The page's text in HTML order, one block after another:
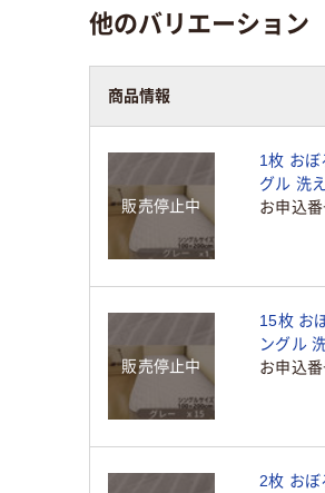
他のバリエーション
商品情報
販売停止中
1枚 お
グル 洗
パッド
お申込
販売停止中
15枚 お
ングル
敷パッ
お申込
2枚 お